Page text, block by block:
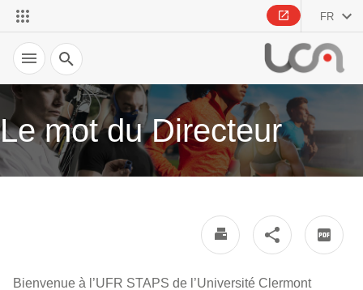
FR
Recherche
Le mot du Directeur
Bienvenue à l’UFR STAPS de l’Université Clermont